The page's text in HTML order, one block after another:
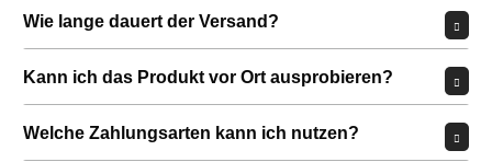
Wie lange dauert der Versand?
Kann ich das Produkt vor Ort ausprobieren?
Welche Zahlungsarten kann ich nutzen?